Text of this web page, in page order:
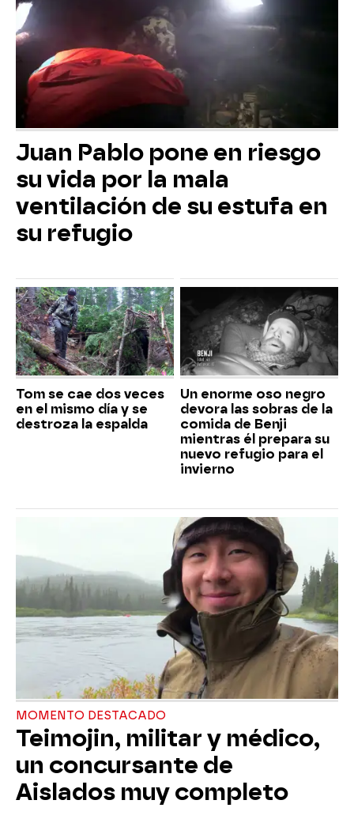
Juan Pablo pone en riesgo
su vida por la mala
ventilación de su estufa en
su refugio
Tom se cae dos veces
en el mismo día y se
destroza la espalda
Un enorme oso negro
devora las sobras de la
comida de Benji
mientras él prepara su
nuevo refugio para el
invierno
MOMENTO DESTACADO
Teimojin, militar y médico,
un concursante de
Aislados muy completo